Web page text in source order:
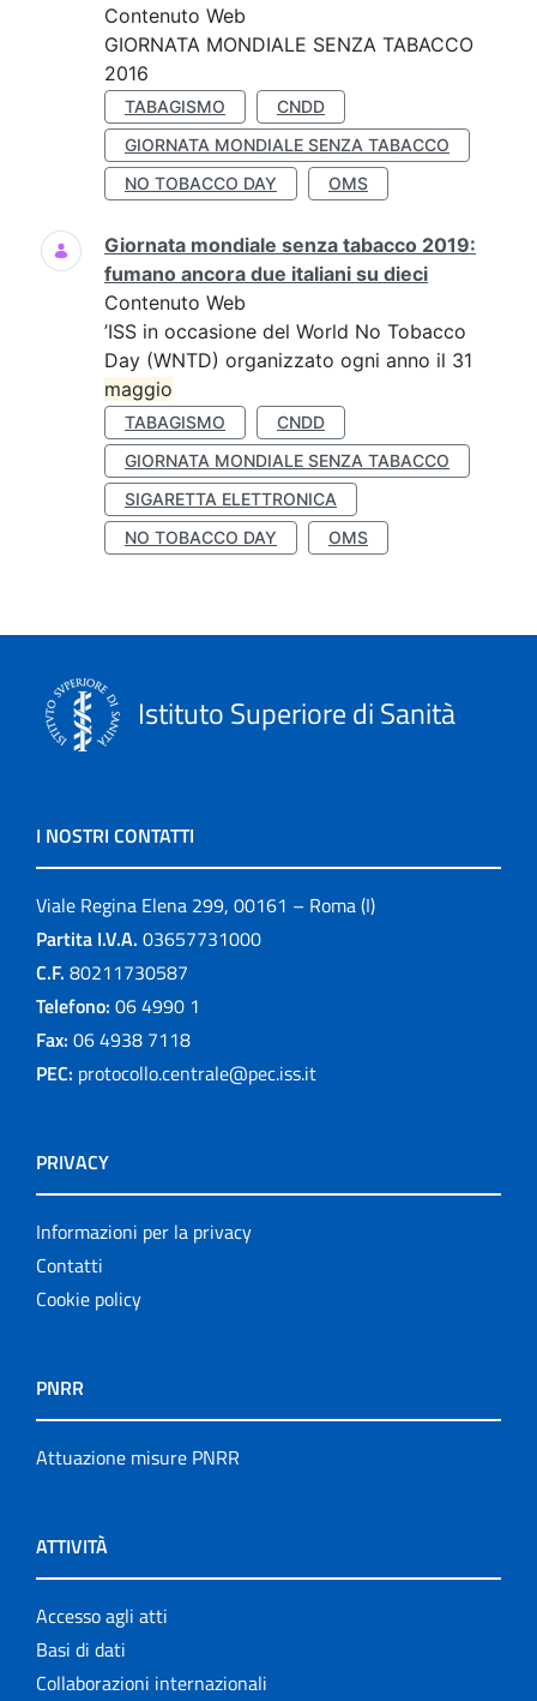
Contenuto Web
GIORNATA MONDIALE SENZA TABACCO
2016
TABAGISMO
CNDD
GIORNATA MONDIALE SENZA TABACCO
NO TOBACCO DAY
OMS
Giornata mondiale senza tabacco 2019:
fumano ancora due italiani su dieci
Contenuto Web
’ISS in occasione del World No Tobacco
Day (WNTD) organizzato ogni anno il 31
maggio
TABAGISMO
CNDD
GIORNATA MONDIALE SENZA TABACCO
SIGARETTA ELETTRONICA
NO TOBACCO DAY
OMS
Istituto Superiore di Sanità
I NOSTRI CONTATTI
Viale Regina Elena 299, 00161 – Roma (I)
Partita I.V.A. 03657731000
C.F. 80211730587
Telefono: 06 4990 1
Fax: 06 4938 7118
PEC: protocollo.centrale@pec.iss.it
PRIVACY
Informazioni per la privacy
Contatti
Cookie policy
PNRR
Attuazione misure PNRR
ATTIVITÀ
Accesso agli atti
Basi di dati
Collaborazioni internazionali